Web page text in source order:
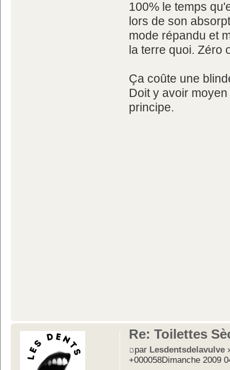
100% le temps
lors de son
mode répandu et
la terre quoi. Zéro
Ça coûte une
Doit y avoir
principe.
Re: Toilettes
par Lesdentsdelavulve
+000058Dimanche 2009